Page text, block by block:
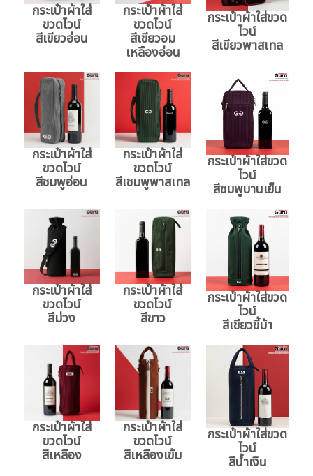
กระเป๋าผ้าใส่
ขวดไวน์
สีเขียวอ่อน
กระเป๋าผ้าใส่
ขวดไวน์
สีเขียวอม
เหลืองอ่อน
กระเป๋าผ้าใส่ขวด
ไวน์
สีเขียวพาสเทล
กระเป๋าผ้าใส่
ขวดไวน์
สีชมพูอ่อน
กระเป๋าผ้าใส่
ขวดไวน์
สีเชมพูพาสเทล
กระเป๋าผ้าใส่ขวด
ไวน์
สีชมพูบานเย็น
กระเป๋าผ้าใส่
ขวดไวน์
สีม่วง
กระเป๋าผ้าใส่
ขวดไวน์
สีขาว
กระเป๋าผ้าใส่ขวด
ไวน์
สีเขียวขี้ม้า
กระเป๋าผ้าใส่
ขวดไวน์
สีเหลือง
กระเป๋าผ้าใส่
ขวดไวน์
สีเหลืองเข้ม
กระเป๋าผ้าใส่ขวด
ไวน์
สีน้ำเงิน